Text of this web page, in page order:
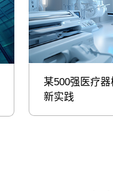
某500强医疗
新实践